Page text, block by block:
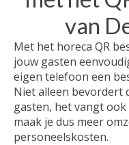
van
Met het horeca QR
jouw gasten
eigen telefoon een
Niet alleen bevordert
gasten, het vangt
maak je dus meer
personeelskosten.